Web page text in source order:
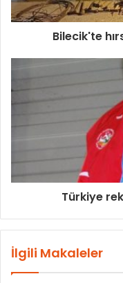
Bilecik'te
Türkiye
İlgili Makaleler